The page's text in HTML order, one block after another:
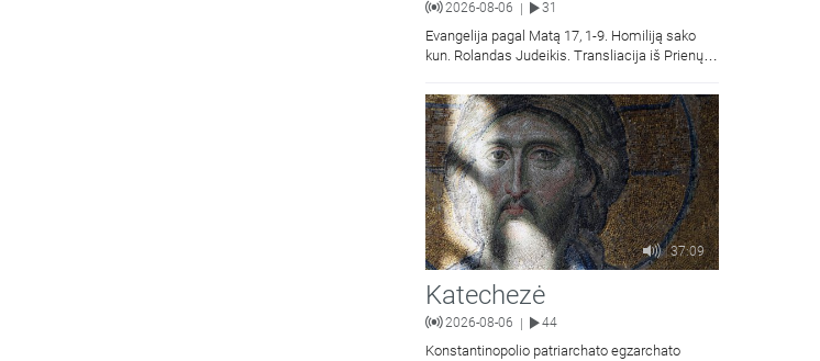
2026-08-06 | 31
Evangelija pagal Matą 17, 1-9. Homiliją sako
kun. Rolandas Judeikis. Transliacija iš Prienų
37:09
Katechezė
2026-08-06 | 44
Konstantinopolio patriarchato egzarchato